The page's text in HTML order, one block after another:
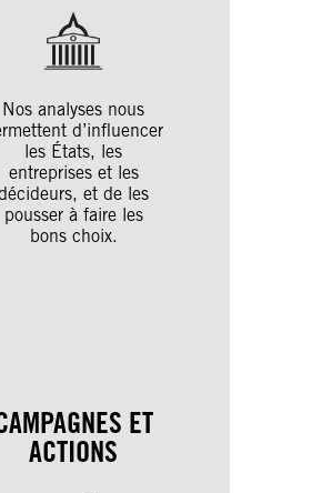
Nos analyses nous
d’influencer
les États, les
entreprises et les
et de les
pousser à faire les
bons choix.
ET
ACTIONS